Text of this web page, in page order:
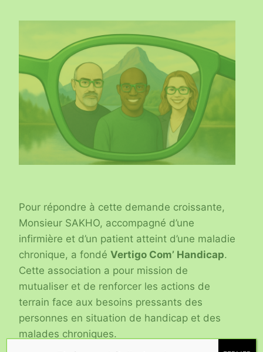
Pour répondre à cette demande croissante,
Monsieur SAKHO, accompagné d’une
infirmière et d’un patient atteint d’une maladie
chronique, a fondé Vertigo Com’ Handicap.
Cette association a pour mission de
mutualiser et de renforcer les actions de
terrain face aux besoins pressants des
personnes en situation de handicap et des
malades chroniques.